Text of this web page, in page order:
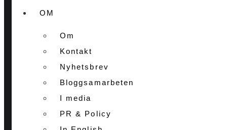
OM
Om
Kontakt
Nyhetsbrev
Bloggsamarbeten
I media
PR & Policy